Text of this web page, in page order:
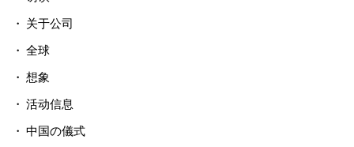
关于公司
全球
想象
活动信息
中国の儀式